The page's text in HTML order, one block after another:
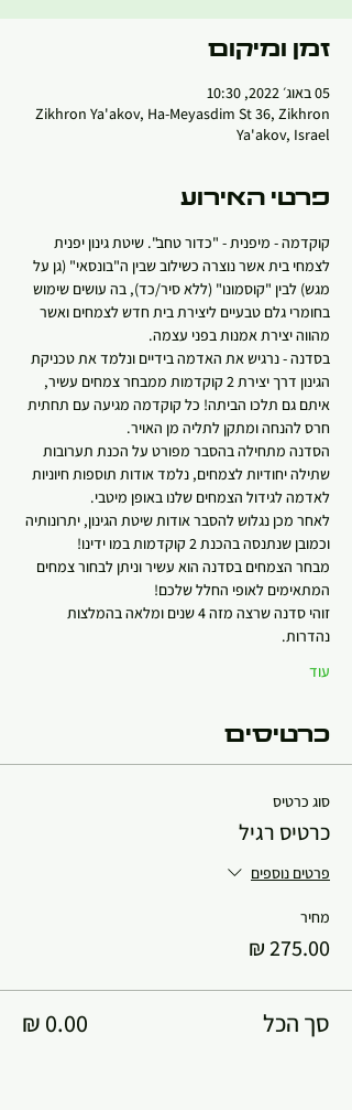
זמן ומיקום
05 באוג׳ 2022, 10:30
Zikhron Ya'akov, Ha-Meyasdim St 36, Zikhron
Ya'akov, Israel
פרטי האירוע
קוקדמה - מיפנית - "כדור טחב". שיטת גינון יפנית
לצמחי בית אשר נוצרה כשילוב שבין ה"בונסאי" (גן על
מגש) לבין "קוסמונו" (ללא סיר/כד), בה עושים שימוש
בחומרי גלם טבעיים ליצירת בית חדש לצמחים ואשר
מהווה יצירת אמנות בפני עצמה.
בסדנה - נרגיש את האדמה בידיים ונלמד את טכניקת
הגינון דרך יצירת 2 קוקדמות ממבחר צמחים עשיר,
איתם גם תלכו הביתה! כל קוקדמה מגיעה עם תחתית
חרס להנחה ומתקן לתליה מן האויר.
הסדנה מתחילה בהסבר מפורט על הכנת תערובות
שתילה יחודיות לצמחים, נלמד אודות תוספות חיוניות
לאדמה לגידול הצמחים שלנו באופן מיטבי.
לאחר מכן נגלוש להסבר אודות שיטת הגינון, יתרונותיה
וכמובן שנתנסה בהכנת 2 קוקדמות במו ידינו!
מבחר הצמחים בסדנה הוא עשיר וניתן לבחור צמחים
המתאימים לאופי החלל שלכם!
זוהי סדנה שרצה מזה 4 שנים ומלאה בהמלצות
נהדרות.
עוד
כרטיסים
סוג כרטיס
כרטיס רגיל
פרטים נוספים
מחיר
סך הכל